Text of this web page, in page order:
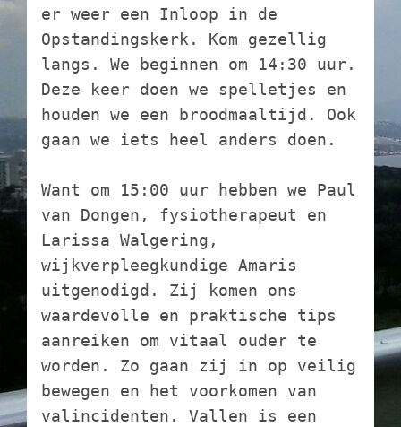
er weer een Inloop in de
Opstandingskerk. Kom gezellig
langs. We beginnen om 14:30 uur.
Deze keer doen we spelletjes en
houden we een broodmaaltijd. Ook
gaan we iets heel anders doen.
Want om 15:00 uur hebben we Paul
van Dongen, fysiotherapeut en
Larissa Walgering,
wijkverpleegkundige Amaris
uitgenodigd. Zij komen ons
waardevolle en praktische tips
aanreiken om vitaal ouder te
worden. Zo gaan zij in op veilig
bewegen en het voorkomen van
valincidenten. Vallen is een